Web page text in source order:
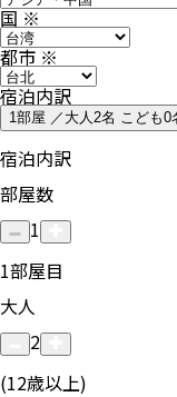
国※
都市※
宿泊内訳
1部屋 ／大人2名 こども0
宿泊内訳
部屋数
1
1部屋目
大人
2
(12歳以上)